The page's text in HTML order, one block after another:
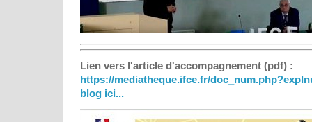
Lien vers l'article d'accompagnement (pdf) :
https://mediatheque.ifce.fr/
blog ici...